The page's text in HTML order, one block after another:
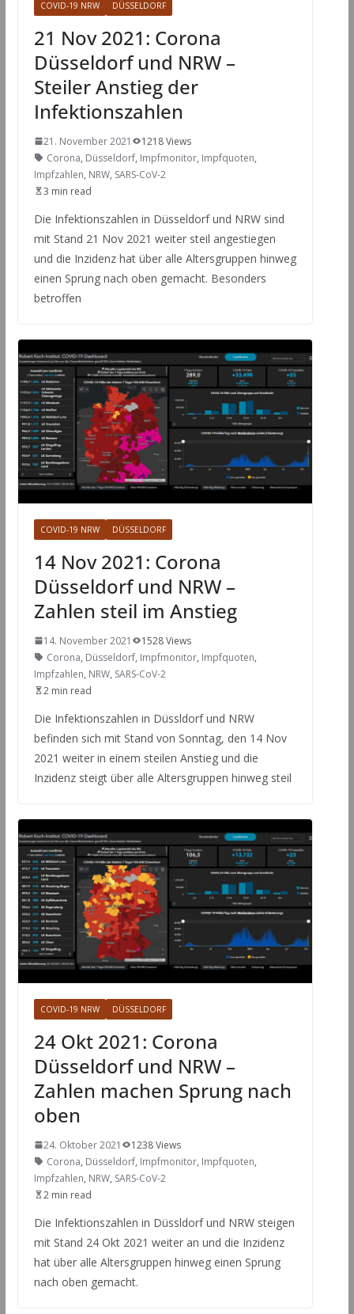
COVID-19 NRW DÜSSELDORF
21 Nov 2021: Corona
Düsseldorf und NRW –
Steiler Anstieg der
Infektionszahlen
21. November 2021
1218 Views
Corona, Düsseldorf, Impfmonitor, Impfquoten,
Impfzahlen, NRW, SARS-CoV-2
3 min read
Die Infektionszahlen in Düsseldorf und NRW sind
mit Stand 21 Nov 2021 weiter steil angestiegen
und die Inzidenz hat über alle Altersgruppen hinweg
einen Sprung nach oben gemacht. Besonders
betroffen
COVID-19 NRW DÜSSELDORF
14 Nov 2021: Corona
Düsseldorf und NRW –
Zahlen steil im Anstieg
14. November 2021
1528 Views
Corona, Düsseldorf, Impfmonitor, Impfquoten,
Impfzahlen, NRW, SARS-CoV-2
2 min read
Die Infektionszahlen in Düssldorf und NRW
befinden sich mit Stand von Sonntag, den 14 Nov
2021 weiter in einem steilen Anstieg und die
Inzidenz steigt über alle Altersgruppen hinweg steil
COVID-19 NRW DÜSSELDORF
24 Okt 2021: Corona
Düsseldorf und NRW –
Zahlen machen Sprung nach
oben
24. Oktober 2021
1238 Views
Corona, Düsseldorf, Impfmonitor, Impfquoten,
Impfzahlen, NRW, SARS-CoV-2
2 min read
Die Infektionszahlen in Düssldorf und NRW steigen
mit Stand 24 Okt 2021 weiter an und die Inzidenz
hat über alle Altersgruppen hinweg einen Sprung
nach oben gemacht.